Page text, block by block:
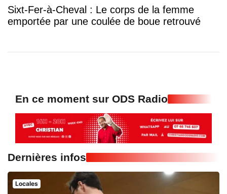
Sixt-Fer-à-Cheval : Le corps de la femme
emportée par une coulée de boue retrouvé
En ce moment sur ODS Radio
Dernières infos
Locales